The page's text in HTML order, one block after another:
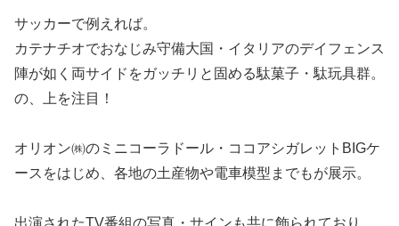
サッカーで例えれば。
カテナチオでおなじみ守備大国・イタリアのデイフェンス
陣が如く両サイドをガッチリと固める駄菓子・駄玩具群。
の、上を注目！
オリオン㈱のミニコーラドール・ココアシガレットBIGケ
ースをはじめ、各地の土産物や電車模型までもが展示。